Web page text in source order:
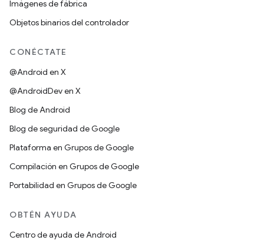
Imágenes de fábrica
Objetos binarios del controlador
CONÉCTATE
@Android en X
@AndroidDev en X
Blog de Android
Blog de seguridad de Google
Plataforma en Grupos de Google
Compilación en Grupos de Google
Portabilidad en Grupos de Google
OBTÉN AYUDA
Centro de ayuda de Android